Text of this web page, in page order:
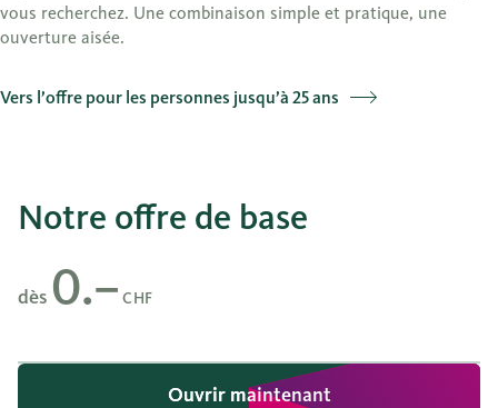
vous recherchez. Une combinaison simple et pratique, une
ouverture aisée.
Vers l’offre pour les personnes jusqu’à 25 ans
Notre offre de base
dès 0.– CHF
Ouvrir maintenant
Ouvrir maintenant